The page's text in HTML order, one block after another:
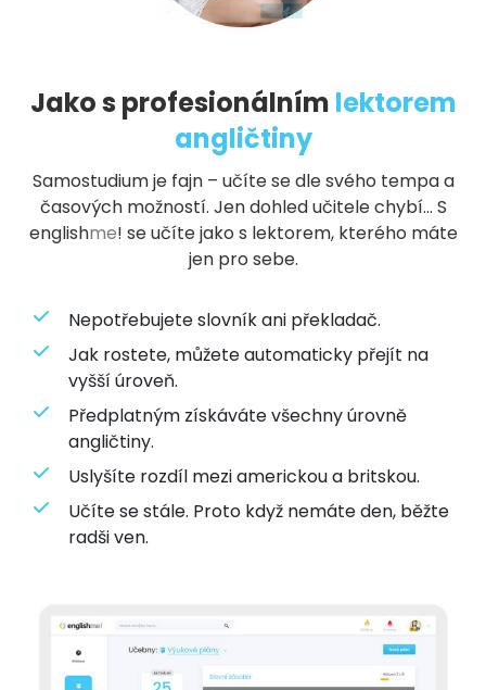
Jako s profesionálním lektorem
angličtiny
Samostudium je fajn – učíte se dle svého tempa a
časových možností. Jen dohled učitele chybí… S
englishme! se učíte jako s lektorem, kterého máte
jen pro sebe.
Nepotřebujete slovník ani překladač.
Jak rostete, můžete automaticky přejít na
vyšší úroveň.
Předplatným získáváte všechny úrovně
angličtiny.
Uslyšíte rozdíl mezi americkou a britskou.
Učíte se stále. Proto když nemáte den, běžte
radši ven.